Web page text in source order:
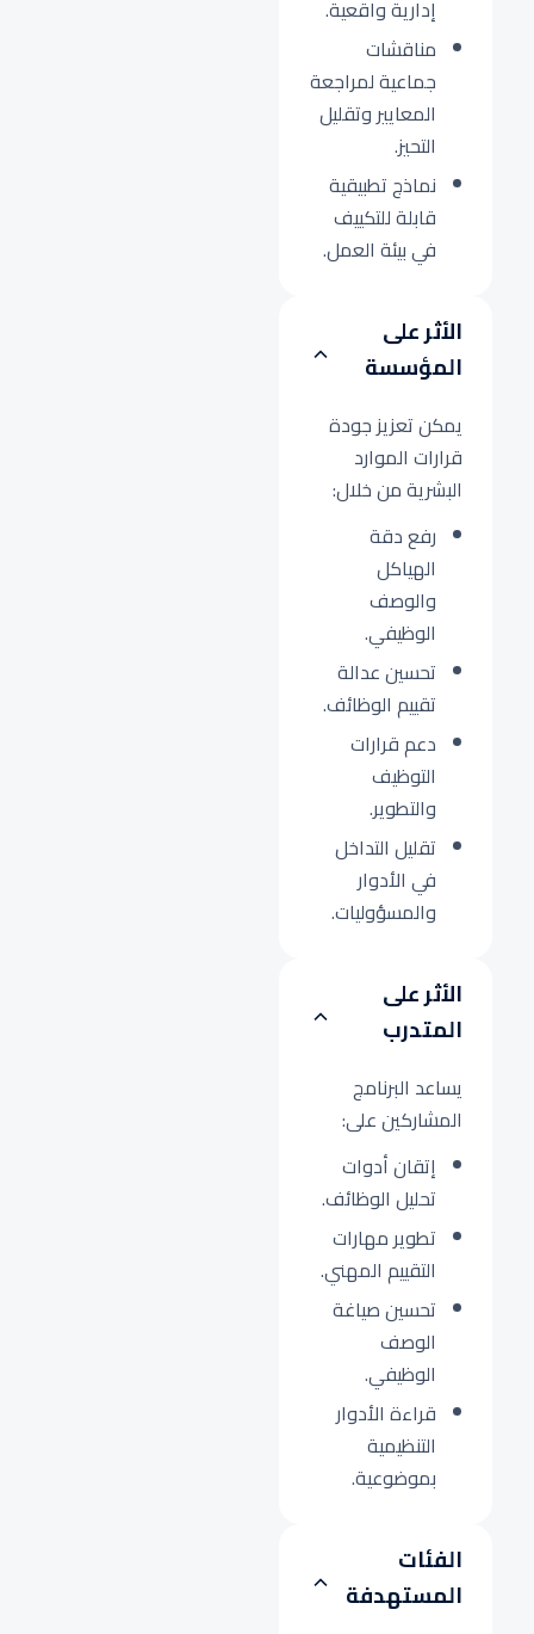
إدارية واقعية.
مناقشات
جماعية لمراجعة
المعايير وتقليل
التحيز.
نماذج تطبيقية
قابلة للتكييف
في بيئة العمل.
الأثر على
المؤسسة
يمكن تعزيز جودة
قرارات الموارد
البشرية من خلال:
رفع دقة
الهياكل
والوصف
الوظيفي.
تحسين عدالة
تقييم الوظائف.
دعم قرارات
التوظيف
والتطوير.
تقليل التداخل
في الأدوار
والمسؤوليات.
الأثر على
المتدرب
يساعد البرنامج
المشاركين على:
إتقان أدوات
تحليل الوظائف.
تطوير مهارات
التقييم المهني.
تحسين صياغة
الوصف
الوظيفي.
قراءة الأدوار
التنظيمية
بموضوعية.
الفئات
المستهدفة